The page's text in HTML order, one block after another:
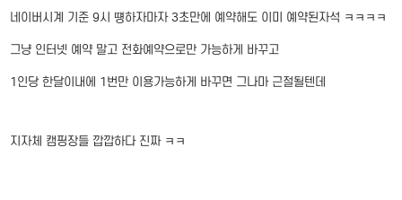
네이버시계 기준 9시 떙하자마자 3초만에 예약해도 이미 예약된자석 ㅋㅋㅋㅋ
그냥 인터넷 예약 말고 전화예약으로만 가능하게 바꾸고
1인당 한달이내에 1번만 이용가능하게 바꾸면 그나마 근절될텐데
지자체 캠핑장들 깝깝하다 진짜 ㅋㅋ